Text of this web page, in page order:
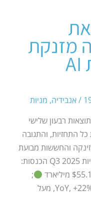
מזנקת
והחששות מבועת AI
/אנבידיה, מניות
רבעון שלישי
כל התחזיות, והתגובה
והחששות מבועת
AI נראו פתאום מיותרים. תוצאות כספיות Q3 2025 הכנסות:
;
עלייה +62% YoY, +22% QoQ Adj EPS: $1.30, מעל